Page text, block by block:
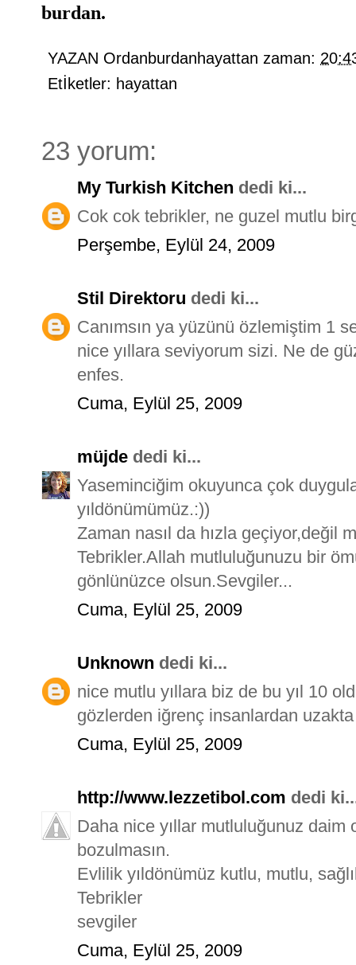
burdan.
YAZAN Ordanburdanhayattan zaman:
Etİketler: hayattan
23 yorum:
My Turkish Kitchen dedi ki...
Cok cok tebrikler, ne guzel mutlu
Perşembe, Eylül 24, 2009
Stil Direktoru dedi ki...
Canımsın ya yüzünü özlemiştim 1
nice yıllara seviyorum sizi. Ne de
enfes.
Cuma, Eylül 25, 2009
müjde dedi ki...
Yaseminciğim okuyunca çok
yıldönümümüz.:))
Zaman nasıl da hızla geçiyor,değil
Tebrikler.Allah mutluluğunuzu bir
gönlünüzce olsun.Sevgiler...
Cuma, Eylül 25, 2009
Unknown dedi ki...
nice mutlu yıllara biz de bu yıl 10
gözlerden iğrenç insanlardan
Cuma, Eylül 25, 2009
http://www.lezzetibol.com dedi
Daha nice yıllar mutluluğunuz daim
bozulmasın.
Evlilik yıldönümüz kutlu, mutlu,
Tebrikler
sevgiler
Cuma, Eylül 25, 2009